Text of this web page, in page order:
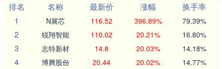
排名
名称 最新价 涨幅
换手率
1
N展芯 116.52 396.89% 79.39%
2 锐翔智能 110.02 20.21% 16.80%
3 志特新材 14.8 20.03% 14.18%
4 博腾股份 20.44 20.02% 14.77%